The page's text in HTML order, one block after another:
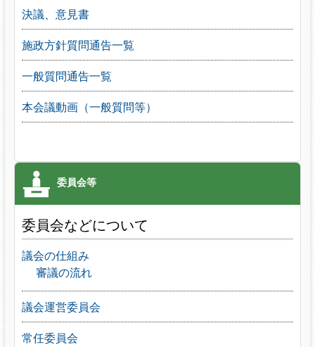
決議、意見書
施政方針質問通告一覧
一般質問通告一覧
本会議動画（一般質問等）
委員会などについて
議会の仕組み
審議の流れ
議会運営委員会
常任委員会